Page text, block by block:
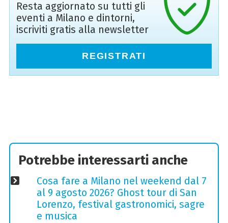
Resta aggiornato su tutti gli
eventi a Milano e dintorni,
iscriviti gratis alla newsletter
REGISTRATI
Potrebbe interessarti anche
Cosa fare a Milano nel weekend dal 7
al 9 agosto 2026? Ghost tour di San
Lorenzo, festival gastronomici, sagre
e musica